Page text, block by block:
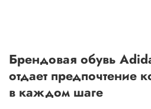
Брендовая обувь
отдает предпочтение
в каждом шаге